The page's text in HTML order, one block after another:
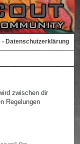
- Datenschutzerklärung
zwischen dir
Regelungen